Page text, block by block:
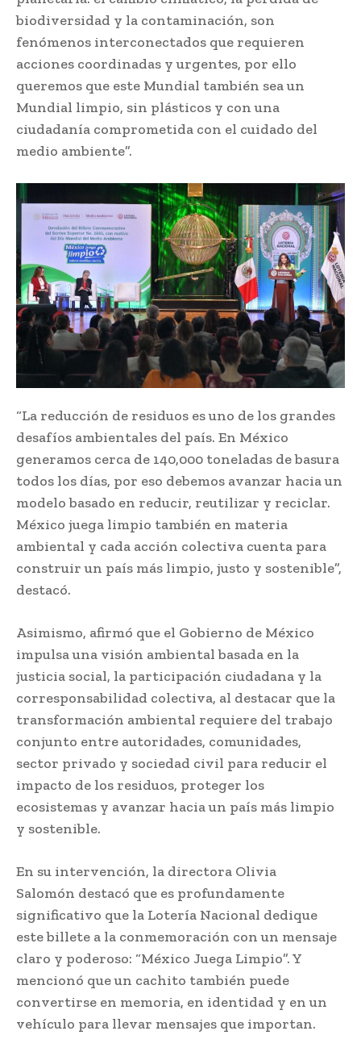
biodiversidad y la contaminación, son
fenómenos interconectados que requieren
acciones coordinadas y urgentes, por ello
queremos que este Mundial también sea un
Mundial limpio, sin plásticos y con una
ciudadanía comprometida con el cuidado del
medio ambiente”.
“La reducción de residuos es uno de los grandes
desafíos ambientales del país. En México
generamos cerca de 140,000 toneladas de basura
todos los días, por eso debemos avanzar hacia un
modelo basado en reducir, reutilizar y reciclar.
México juega limpio también en materia
ambiental y cada acción colectiva cuenta para
construir un país más limpio, justo y sostenible”,
destacó.
Asimismo, afirmó que el Gobierno de México
impulsa una visión ambiental basada en la
justicia social, la participación ciudadana y la
corresponsabilidad colectiva, al destacar que la
transformación ambiental requiere del trabajo
conjunto entre autoridades, comunidades,
sector privado y sociedad civil para reducir el
impacto de los residuos, proteger los
ecosistemas y avanzar hacia un país más limpio
y sostenible.
En su intervención, la directora Olivia
Salomón destacó que es profundamente
significativo que la Lotería Nacional dedique
este billete a la conmemoración con un mensaje
claro y poderoso: “México Juega Limpio”. Y
mencionó que un cachito también puede
convertirse en memoria, en identidad y en un
vehículo para llevar mensajes que importan.